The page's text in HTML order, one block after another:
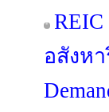
อสังห